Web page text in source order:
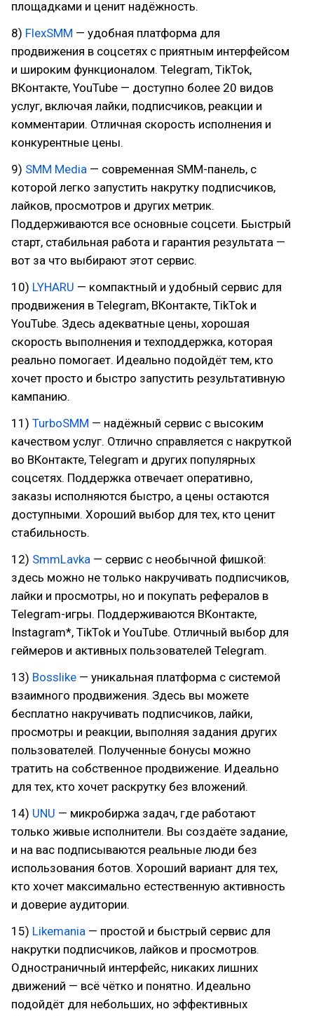
площадками и ценит надёжность.
8) FlexSMM — удобная платформа для
продвижения в соцсетях с приятным интерфейсом
и широким функционалом. Telegram, TikTok,
ВКонтакте, YouTube — доступно более 20 видов
услуг, включая лайки, подписчиков, реакции и
комментарии. Отличная скорость исполнения и
конкурентные цены.
9) SMM Media — современная SMM-панель, с
которой легко запустить накрутку подписчиков,
лайков, просмотров и других метрик.
Поддерживаются все основные соцсети. Быстрый
старт, стабильная работа и гарантия результата —
вот за что выбирают этот сервис.
10) LYHARU — компактный и удобный сервис для
продвижения в Telegram, ВКонтакте, TikTok и
YouTube. Здесь адекватные цены, хорошая
скорость выполнения и техподдержка, которая
реально помогает. Идеально подойдёт тем, кто
хочет просто и быстро запустить результативную
кампанию.
11) TurboSMM — надёжный сервис с высоким
качеством услуг. Отлично справляется с накруткой
во ВКонтакте, Telegram и других популярных
соцсетях. Поддержка отвечает оперативно,
заказы исполняются быстро, а цены остаются
доступными. Хороший выбор для тех, кто ценит
стабильность.
12) SmmLavka — сервис с необычной фишкой:
здесь можно не только накручивать подписчиков,
лайки и просмотры, но и покупать рефералов в
Telegram-игры. Поддерживаются ВКонтакте,
Instagram*, TikTok и YouTube. Отличный выбор для
геймеров и активных пользователей Telegram.
13) Bosslike — уникальная платформа с системой
взаимного продвижения. Здесь вы можете
бесплатно накручивать подписчиков, лайки,
просмотры и реакции, выполняя задания других
пользователей. Полученные бонусы можно
тратить на собственное продвижение. Идеально
для тех, кто хочет раскрутку без вложений.
14) UNU — микробиржа задач, где работают
только живые исполнители. Вы создаёте задание,
и на вас подписываются реальные люди без
использования ботов. Хороший вариант для тех,
кто хочет максимально естественную активность
и доверие аудитории.
15) Likemania — простой и быстрый сервис для
накрутки подписчиков, лайков и просмотров.
Одностраничный интерфейс, никаких лишних
движений — всё чётко и понятно. Идеально
подойдёт для небольших, но эффективных